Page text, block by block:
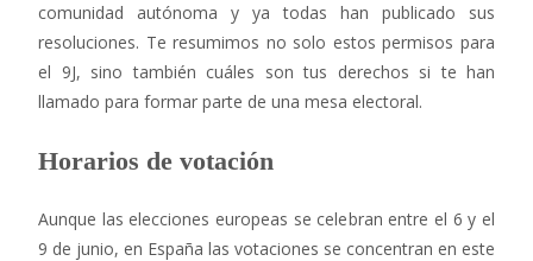
comunidad autónoma y ya todas han publicado sus
resoluciones. Te resumimos no solo estos permisos para
el 9J, sino también cuáles son tus derechos si te han
llamado para formar parte de una mesa electoral.
Horarios de votación
Aunque las elecciones europeas se celebran entre el 6 y el
9 de junio, en España las votaciones se concentran en este